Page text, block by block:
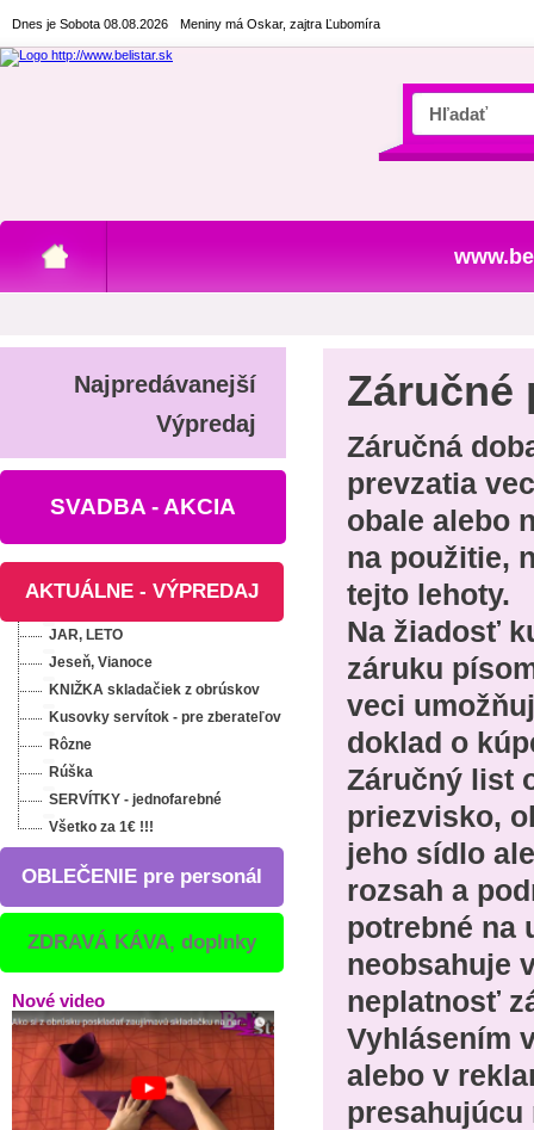
Dnes je Sobota 08.08.2026 Meniny má Oskar, zajtra Ľubomíra
Najpredávanejší
Výpredaj
SVADBA - AKCIA
AKTUÁLNE - VÝPREDAJ
JAR, LETO
Jeseň, Vianoce
KNIŽKA skladačiek z obrúskov
Kusovky servítok - pre zberateľov
Rôzne
Rúška
SERVÍTKY - jednofarebné
Všetko za 1€ !!!
OBLEČENIE pre personál
ZDRAVÁ KÁVA, doplnky
Nové video
Záručné
Záručná
prevzatia
obale alebo
na použitie,
tejto lehoty.
Na žiadosť
záruku
veci
doklad o
Záručný list
priezvisko,
jeho sídlo
rozsah a
potrebné na
neobsahuje
neplatnosť
Vyhlásením
alebo v
presahujúcu